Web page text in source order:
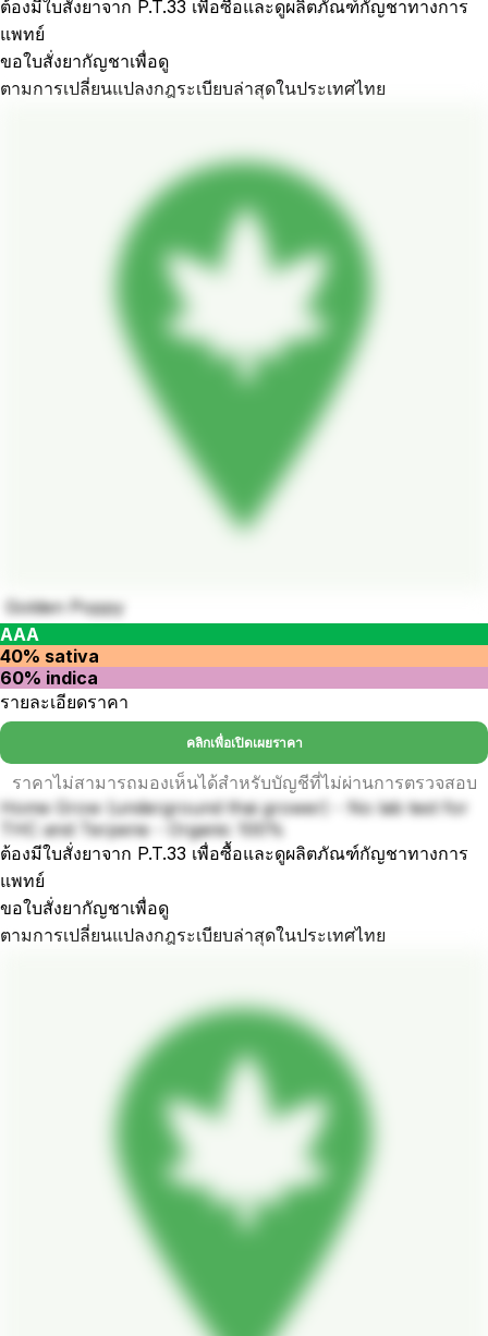
ต้องมีใบสั่งยาจาก P.T.33 เพื่อซื้อและดูผลิตภัณฑ์กัญชาทางการ
แพทย์
ขอใบสั่งยากัญชาเพื่อดู
ตามการเปลี่ยนแปลงกฎระเบียบล่าสุดในประเทศไทย
Golden Poppy
AAA
40% sativa
60% indica
รายละเอียดราคา
คลิกเพื่อเปิดเผยราคา
ราคาไม่สามารถมองเห็นได้สำหรับบัญชีที่ไม่ผ่านการตรวจสอบ
Home Grow (underground thai grower) - No lab test for
THC and Terpene - Organic 100%
ต้องมีใบสั่งยาจาก P.T.33 เพื่อซื้อและดูผลิตภัณฑ์กัญชาทางการ
แพทย์
ขอใบสั่งยากัญชาเพื่อดู
ตามการเปลี่ยนแปลงกฎระเบียบล่าสุดในประเทศไทย